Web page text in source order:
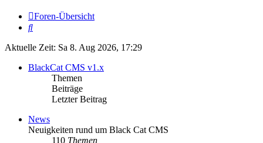
Foren-Übersicht
Suche
Aktuelle Zeit: Sa 8. Aug 2026, 17:29
BlackCat CMS v1.x
Themen
Beiträge
Letzter Beitrag
News
Neuigkeiten rund um Black Cat CMS
110 Themen